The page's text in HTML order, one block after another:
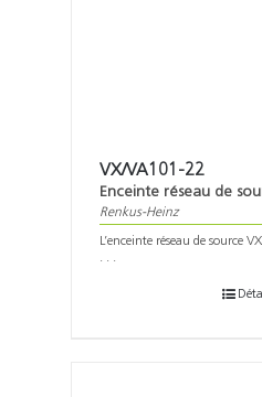
VX/VA101-22
Enceinte réseau de
Renkus-Heinz
L’enceinte réseau de source
. . .